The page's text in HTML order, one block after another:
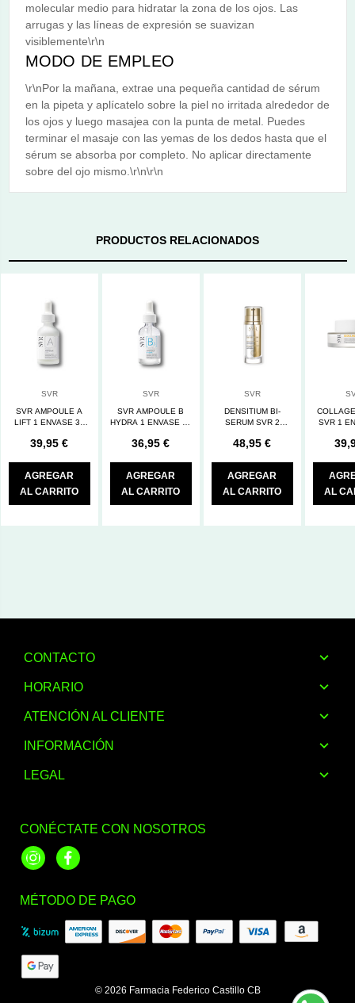
molecular medio para hidratar la zona de los ojos. Las
arrugas y las líneas de expresión se suavizan
visiblemente\r\n
MODO DE EMPLEO
\r\nPor la mañana, extrae una pequeña cantidad de sérum
en la pipeta y aplícatelo sobre la piel no irritada alrededor de
los ojos y luego masajea con la punta de metal. Puedes
terminar el masaje con las yemas de los dedos hasta que el
sérum se absorba por completo. No aplicar directamente
sobre del ojo mismo.\r\n\r\n
PRODUCTOS RELACIONADOS
SVR
SVR AMPOULE A
LIFT 1 ENVASE 30
39,95 €
AGREGAR
AL CARRITO
SVR
SVR AMPOULE B
HYDRA 1 ENVASE 30
36,95 €
AGREGAR
AL CARRITO
SVR
DENSITIUM BI-
SERUM SVR 2
48,95 €
AGREGAR
AL CARRITO
SVR 1
AL
CONTACTO
HORARIO
ATENCIÓN AL CLIENTE
INFORMACIÓN
LEGAL
CONÉCTATE CON NOSOTROS
InstagramFacebook
MÉTODO DE PAGO
© 2026 Farmacia Federico Castillo CB